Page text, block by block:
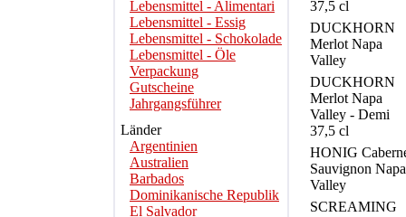
Lebensmittel - Alimentari
Lebensmittel - Essig
Lebensmittel - Schokolade
Lebensmittel - Öle
Verpackung
Gutscheine
Jahrgangsführer
Länder
Argentinien
Australien
Barbados
Dominikanische Republik
El Salvador
37,5 cl
DUCKHORN
Merlot Napa
Valley
DUCKHORN
Merlot Napa
Valley - Demi
37,5 cl
HONIG
Sauvignon Napa
Valley
SCREAMING